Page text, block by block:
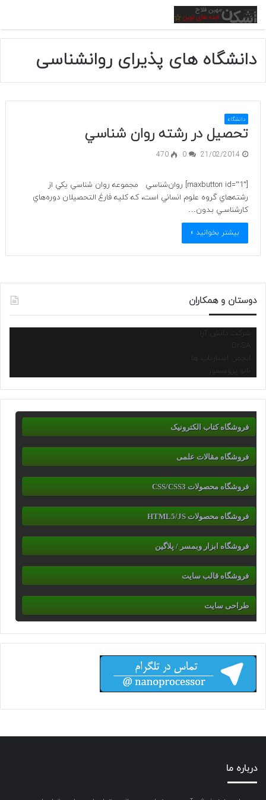
منو
دانشگاه های پذیرای روانشناسی
دانشگاه
تحصیل در رشته روان شناسي
21/02/2014
0
470
[maxbutton id=”1″] روان‌شناسي مجموعه روان شناسي يكي از
رشته‌هاي گروه علوم انساني است، كه كليه فارغ التحصيلان دوره‌هاي
كارشناسـي بـدون…
بیشتر بخوانید »
دوستان و همکاران
شرکت دانش آرا
انجمن استارتاپ ها
نانو پروسسور
فروشگاه کتاب الکترونیک
فروشگاه مقالات علمی
فروشگاه محصولات CSS/CSS3
فروشگاه محصولات HTML5/JS
فروشگاه ابزار وبمسر / پلاگین
فروشگاه قالب سایت
طراحی سایت
درباره ما